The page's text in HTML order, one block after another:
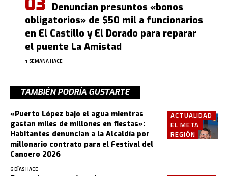
Denuncian presuntos «bonos
obligatorios» de $50 mil a funcionarios
en El Castillo y El Dorado para reparar
el puente La Amistad
1 SEMANA HACE
TAMBIÉN PODRÍA GUSTARTE
ACTUALIDAD
EL META
REGIÓN
«Puerto López bajo el agua mientras
gastan miles de millones en fiestas»:
Habitantes denuncian a la Alcaldía por
millonario contrato para el Festival del
Canoero 2026
6 DÍAS HACE